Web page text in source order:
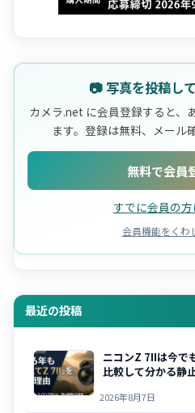
📷 写真を投稿し
カメラ.net に会員登録すると、
ます。登録は無料、メール
無料で会員
すでに会員の
会員機能をく
最近の投稿
ニコンZ 7IIは今で
比較して分かる静
2026年8月7日